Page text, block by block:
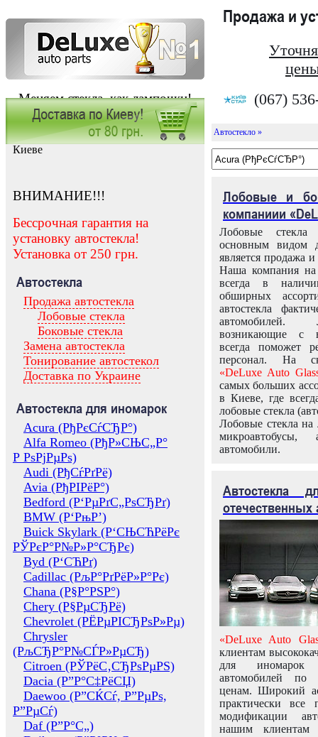
Меняем стекла, как лампочки!
Продажа и
(067)
Заказать установку автостекла в
Киеве
ВНИМАНИЕ!!!
Бессрочная гарантия на
установку автостекла!
Установка от 250 грн.
Автостекла
Продажа автостекла
Лобовые стекла
Боковые стекла
Замена автостекла
Тонирование автостекол
Доставка по Украине
Автостекла для иномарок
Acura (РђРєСѓСЂР°)
Alfa Romeo (РђР»СЊС„Р°
Р РѕРјРµРѕ)
Audi (РђСѓРґРё)
Avia (РђРІРёР°)
Bedford (Р‘РµРґС„РѕСЂРґ)
BMW (Р‘РњР’)
Buick Skylark (Р‘СЊСЋРёРє
РЎРєР°Р№Р»Р°СЂРє)
Byd (Р‘СЋРґ)
Cadillac (РљР°РґРёР»Р°Рє)
Chana (Р§Р°РЅР°)
Chery (Р§РµСЂРё)
Chevrolet (РЁРµРІСЂРѕР»Рµ)
Chrysler
(РљСЂР°Р№СЃР»РµСЂ)
Citroen (РЎРёС‚СЂРѕРµРЅ)
Dacia (Р”Р°С‡РёСЏ)
Daewoo (Р”СЌСѓ, Р”РµРѕ,
Р”РµСѓ)
Daf (Р”Р°С„)
Автостекло »
Лобовые и
компаниии
Лобовые
основным видом
является продажа и
Наша компания на
всегда в
обширных
автостекла
возникающие с
всегда поможет
персонал. На
«DeLuxe Auto
самых больших
в Киеве, где
лобовые стекла
Лобовые стекла на
микроавтобусы,
автомобили.
Автостекла
отечественных
«DeLuxe Auto
клиентам
для иномарок
автомобилей
ценам. Широкий
практически все
модификации
нашим клиентам